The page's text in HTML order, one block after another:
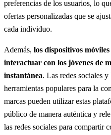
preferencias de los usuarios, lo
ofertas personalizadas que se
cada individuo.
Además, los dispositivos
interactuar con los jóvenes de
instantánea. Las redes sociales
herramientas populares para la
marcas pueden utilizar estas
público de manera auténtica y
las redes sociales para compartir